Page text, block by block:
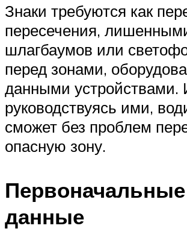
Знаки требуются как
пересечения,
шлагбаумов или
перед зонами,
данными устройствами.
руководствуясь ими,
сможет без проблем
опасную зону.
Первоначальные
данные